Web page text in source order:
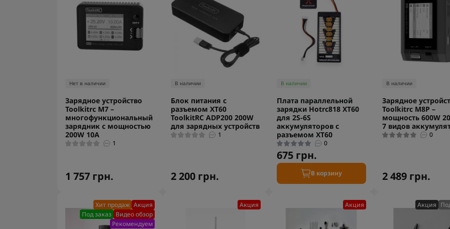
Нет в наличии
Зарядное устройство
Toolkitrc M7 –
многофункциональный
зарядник с мощностью
200W 10A
1
1 757 грн.
В наличии
Блок питания с
разъемом XT60
ToolkitRC ADP200 200W
для зарядных устройств
1
2 200 грн.
В наличии
Плата параллельной
зарядки Hotrc818 XT60
для 2S-6S
аккумуляторов с
разъемом XT60
0
675 грн.
В корзину
В наличии
Зарядное
Toolkitrc M8P –
мощность 600W
7 видов
0
2 489 грн.
Хит продаж Акция
Под заказ Видео обзор
Рекомендуем
Акция Акция Акция